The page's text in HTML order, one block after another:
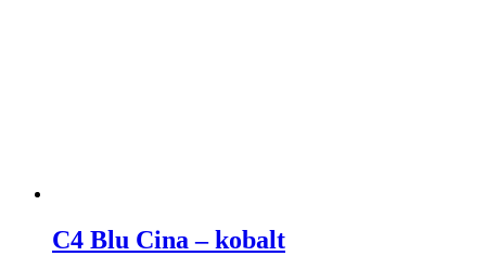
C4 Blu Cina – kobalt